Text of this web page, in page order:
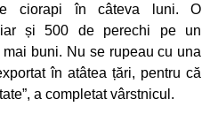
ciorapi în câteva luni. O
și 500 de perechi pe un
buni. Nu se rupeau cu una
în atâtea țări, pentru că
a completat vârstnicul.